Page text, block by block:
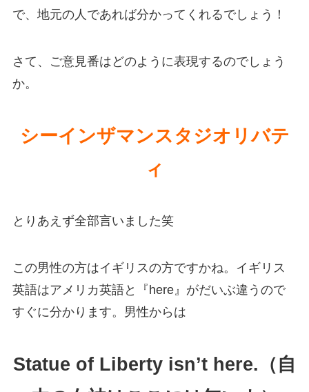
で、地元の人であれば分かってくれるでしょう！
さて、ご意見番はどのように表現するのでしょう
か。
シーインザマンスタジオリバテ
ィ
とりあえず全部言いました笑
この男性の方はイギリスの方ですかね。イギリス
英語はアメリカ英語と『here』がだいぶ違うので
すぐに分かります。男性からは
Statue of Liberty isn’t here.（自